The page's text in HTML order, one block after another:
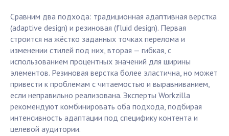
Сравним два подхода: традиционная адаптивная верстка
(adaptive design) и резиновая (fluid design). Первая
строится на жёстко заданных точках перелома и
изменении стилей под них, вторая — гибкая, с
использованием процентных значений для ширины
элементов. Резиновая верстка более эластична, но может
привести к проблемам с читаемостью и выравниванием,
если неправильно реализована. Эксперты Workzilla
рекомендуют комбинировать оба подхода, подбирая
интенсивность адаптации под специфику контента и
целевой аудитории.